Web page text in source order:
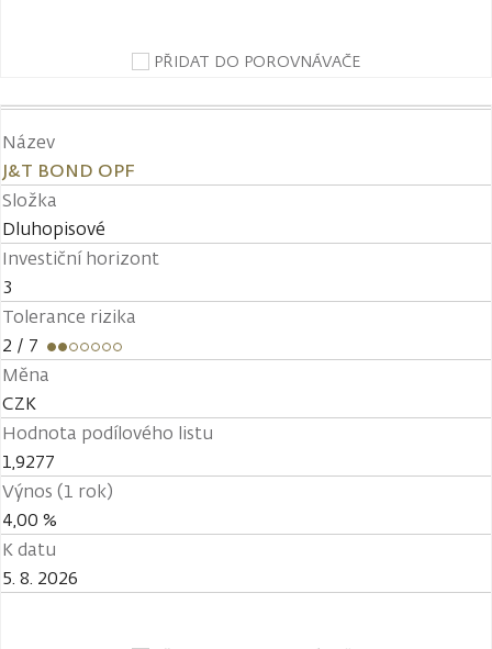
PŘIDAT DO POROVNÁVAČE
Název
J&T BOND OPF
Složka
Dluhopisové
Investiční horizont
3
Tolerance rizika
2 / 7
Měna
CZK
Hodnota podílového listu
1,9277
Výnos (1 rok)
4,00 %
K datu
5. 8. 2026